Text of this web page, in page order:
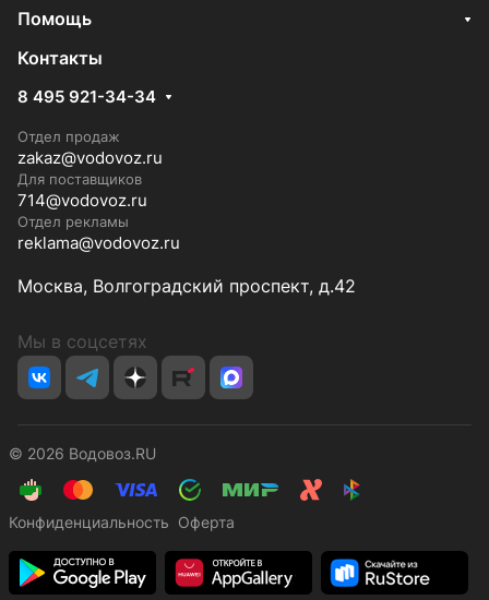
Помощь
Контакты
8 495 921-34-34
Отдел продаж
zakaz@vodovoz.ru
Для поставщиков
714@vodovoz.ru
Отдел рекламы
reklama@vodovoz.ru
Москва, Волгоградский проспект, д.42
Мы в соцсетях
© 2026 Водовоз.RU
Конфиденциальность Оферта